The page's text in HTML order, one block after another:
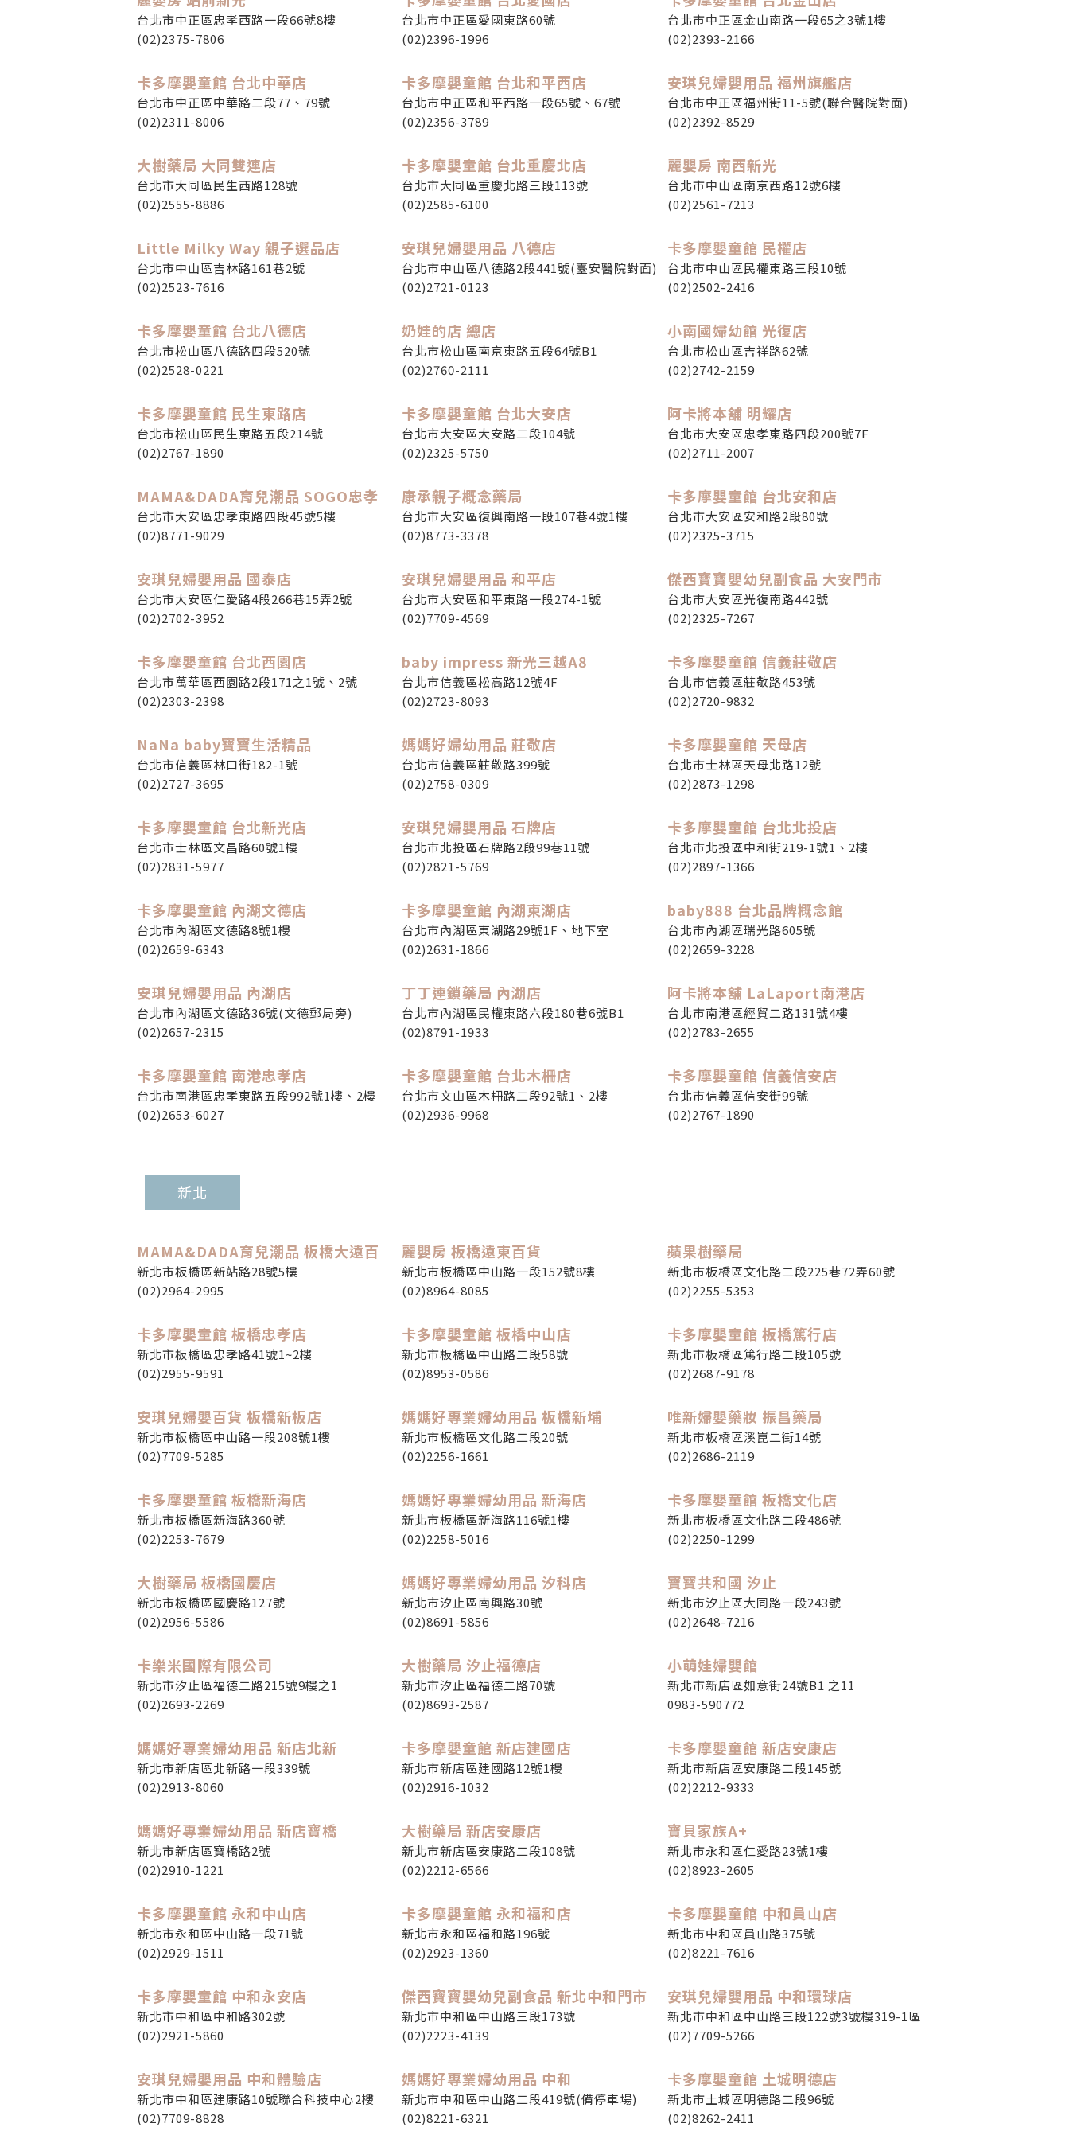
台北市中正區忠孝西路一段66號8樓
(02)2375-7806
台北市中正區愛國東路60號
(02)2396-1996
台北市中正區金山南路一段65之3號1樓
(02)2393-2166
卡多摩嬰童館 台北中華店
台北市中正區中華路二段77、79號
(02)2311-8006
卡多摩嬰童館 台北和平西店
台北市中正區和平西路一段65號、67號
(02)2356-3789
安琪兒婦嬰用品 福州旗艦店
台北市中正區福州街11-5號(聯合醫院對面)
(02)2392-8529
大樹藥局 大同雙連店
台北市大同區民生西路128號
(02)2555-8886
卡多摩嬰童館 台北重慶北店
台北市大同區重慶北路三段113號
(02)2585-6100
麗嬰房 南西新光
台北市中山區南京西路12號6樓
(02)2561-7213
Little Milky Way 親子選品店
台北市中山區吉林路161巷2號
(02)2523-7616
安琪兒婦嬰用品 八德店
台北市中山區八德路2段441號(臺安醫院對面)
(02)2721-0123
卡多摩嬰童館 民權店
台北市中山區民權東路三段10號
(02)2502-2416
卡多摩嬰童館 台北八德店
台北市松山區八德路四段520號
(02)2528-0221
奶娃的店 總店
台北市松山區南京東路五段64號B1
(02)2760-2111
小南國婦幼館 光復店
台北市松山區吉祥路62號
(02)2742-2159
卡多摩嬰童館 民生東路店
台北市松山區民生東路五段214號
(02)2767-1890
卡多摩嬰童館 台北大安店
台北市大安區大安路二段104號
(02)2325-5750
阿卡將本舖 明耀店
台北市大安區忠孝東路四段200號7F
(02)2711-2007
MAMA&DADA育兒潮品 SOGO忠孝
台北市大安區忠孝東路四段45號5樓
(02)8771-9029
康承親子概念藥局
台北市大安區復興南路一段107巷4號1樓
(02)8773-3378
卡多摩嬰童館 台北安和店
台北市大安區安和路2段80號
(02)2325-3715
安琪兒婦嬰用品 國泰店
台北市大安區仁愛路4段266巷15弄2號
(02)2702-3952
安琪兒婦嬰用品 和平店
台北市大安區和平東路一段274-1號
(02)7709-4569
傑西寶寶嬰幼兒副食品 大安門市
台北市大安區光復南路442號
(02)2325-7267
卡多摩嬰童館 台北西園店
台北市萬華區西園路2段171之1號、2號
(02)2303-2398
baby impress 新光三越A8
台北市信義區松高路12號4F
(02)2723-8093
卡多摩嬰童館 信義莊敬店
台北市信義區莊敬路453號
(02)2720-9832
NaNa baby寶寶生活精品
台北市信義區林口街182-1號
(02)2727-3695
媽媽好婦幼用品 莊敬店
台北市信義區莊敬路399號
(02)2758-0309
卡多摩嬰童館 天母店
台北市士林區天母北路12號
(02)2873-1298
卡多摩嬰童館 台北新光店
台北市士林區文昌路60號1樓
(02)2831-5977
安琪兒婦嬰用品 石牌店
台北市北投區石牌路2段99巷11號
(02)2821-5769
卡多摩嬰童館 台北北投店
台北市北投區中和街219-1號1、2樓
(02)2897-1366
卡多摩嬰童館 內湖文德店
台北市內湖區文德路8號1樓
(02)2659-6343
卡多摩嬰童館 內湖東湖店
台北市內湖區東湖路29號1F、地下室
(02)2631-1866
baby888 台北品牌概念館
台北市內湖區瑞光路605號
(02)2659-3228
安琪兒婦嬰用品 內湖店
台北市內湖區文德路36號(文德郵局旁)
(02)2657-2315
丁丁連鎖藥局 內湖店
台北市內湖區民權東路六段180巷6號B1
(02)8791-1933
阿卡將本舖 LaLaport南港店
台北市南港區經貿二路131號4樓
(02)2783-2655
卡多摩嬰童館 南港忠孝店
台北市南港區忠孝東路五段992號1樓、2樓
(02)2653-6027
卡多摩嬰童館 台北木柵店
台北市文山區木柵路二段92號1、2樓
(02)2936-9968
卡多摩嬰童館 信義信安店
台北市信義區信安街99號
(02)2767-1890
新北
MAMA&DADA育兒潮品 板橋大遠百
新北市板橋區新站路28號5樓
(02)2964-2995
麗嬰房 板橋遠東百貨
新北市板橋區中山路一段152號8樓
(02)8964-8085
蘋果樹藥局
新北市板橋區文化路二段225巷72弄60號
(02)2255-5353
卡多摩嬰童館 板橋忠孝店
新北市板橋區忠孝路41號1~2樓
(02)2955-9591
卡多摩嬰童館 板橋中山店
新北市板橋區中山路二段58號
(02)8953-0586
卡多摩嬰童館 板橋篤行店
新北市板橋區篤行路二段105號
(02)2687-9178
安琪兒婦嬰百貨 板橋新板店
新北市板橋區中山路一段208號1樓
(02)7709-5285
媽媽好專業婦幼用品 板橋新埔
新北市板橋區文化路二段20號
(02)2256-1661
唯新婦嬰藥妝 振昌藥局
新北市板橋區溪崑二街14號
(02)2686-2119
卡多摩嬰童館 板橋新海店
新北市板橋區新海路360號
(02)2253-7679
媽媽好專業婦幼用品 新海店
新北市板橋區新海路116號1樓
(02)2258-5016
卡多摩嬰童館 板橋文化店
新北市板橋區文化路二段486號
(02)2250-1299
大樹藥局 板橋國慶店
新北市板橋區國慶路127號
(02)2956-5586
媽媽好專業婦幼用品 汐科店
新北市汐止區南興路30號
(02)8691-5856
寶寶共和國 汐止
新北市汐止區大同路一段243號
(02)2648-7216
卡樂米國際有限公司
新北市汐止區福德二路215號9樓之1
(02)2693-2269
大樹藥局 汐止福德店
新北市汐止區福德二路70號
(02)8693-2587
小萌娃婦嬰館
新北市新店區如意街24號B1 之11
0983-590772
媽媽好專業婦幼用品 新店北新
新北市新店區北新路一段339號
(02)2913-8060
卡多摩嬰童館 新店建國店
新北市新店區建國路12號1樓
(02)2916-1032
卡多摩嬰童館 新店安康店
新北市新店區安康路二段145號
(02)2212-9333
媽媽好專業婦幼用品 新店寶橋
新北市新店區寶橋路2號
(02)2910-1221
大樹藥局 新店安康店
新北市新店區安康路二段108號
(02)2212-6566
寶貝家族A+
新北市永和區仁愛路23號1樓
(02)8923-2605
卡多摩嬰童館 永和中山店
新北市永和區中山路一段71號
(02)2929-1511
卡多摩嬰童館 永和福和店
新北市永和區福和路196號
(02)2923-1360
卡多摩嬰童館 中和員山店
新北市中和區員山路375號
(02)8221-7616
卡多摩嬰童館 中和永安店
新北市中和區中和路302號
(02)2921-5860
傑西寶寶嬰幼兒副食品 新北中和門市
新北市中和區中山路三段173號
(02)2223-4139
安琪兒婦嬰用品 中和環球店
新北市中和區中山路三段122號3號樓319-1區
(02)7709-5266
安琪兒婦嬰用品 中和體驗店
新北市中和區建康路10號聯合科技中心2樓
(02)7709-8828
媽媽好專業婦幼用品 中和
新北市中和區中山路二段419號(備停車場)
(02)8221-6321
卡多摩嬰童館 土城明德店
新北市土城區明德路二段96號
(02)8262-2411